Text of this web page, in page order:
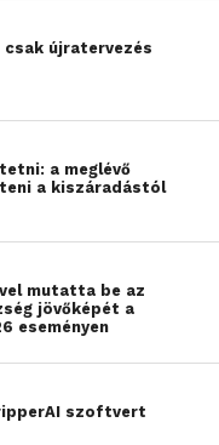
csak újratervezés
a meglévő
a kiszáradástól
mutatta be az
jövőképét a
eseményen
szoftvert